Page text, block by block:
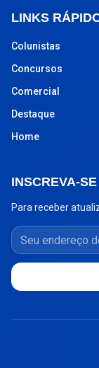
LINKS
Colunistas
Concursos
Comercial
Destaque
Home
INSCREVA-SE
Para receber
Seu endereço de